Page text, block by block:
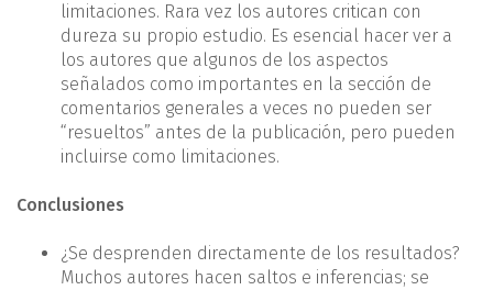
limitaciones. Rara vez los autores critican con
dureza su propio estudio. Es esencial hacer ver a
los autores que algunos de los aspectos
señalados como importantes en la sección de
comentarios generales a veces no pueden ser
“resueltos” antes de la publicación, pero pueden
incluirse como limitaciones.
Conclusiones
¿Se desprenden directamente de los resultados?
Muchos autores hacen saltos e inferencias; se